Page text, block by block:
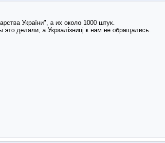
України", а их около 1000 штук.
делали, а Укрзалізниці к нам не обращались.